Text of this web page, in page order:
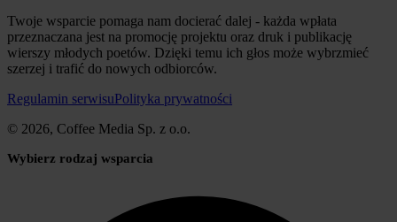
Twoje wsparcie pomaga nam docierać dalej - każda wpłata
przeznaczana jest na promocję projektu oraz druk i publikację
wierszy młodych poetów. Dzięki temu ich głos może wybrzmieć
szerzej i trafić do nowych odbiorców.
Regulamin serwisuPolityka prywatności
© 2026, Coffee Media Sp. z o.o.
Wybierz rodzaj wsparcia